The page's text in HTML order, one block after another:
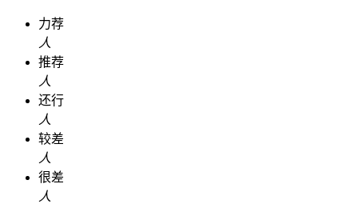
力荐
人
推荐
人
还行
人
较差
人
很差
人